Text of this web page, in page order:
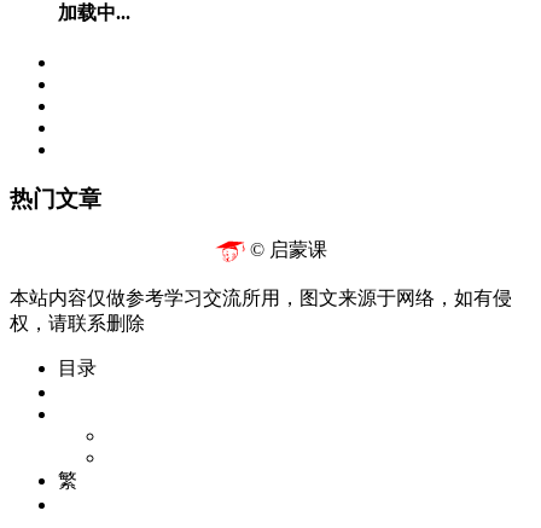
加载中...
热门文章
© 启蒙课
本站内容仅做参考学习交流所用，图文来源于网络，如有侵
权，请联系删除
目录
繁